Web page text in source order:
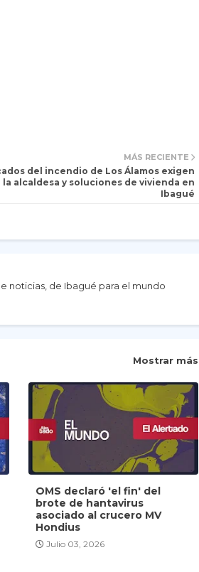
MÁS RECIENTE
del incendio de Los Álamos exigen
alcaldesa y soluciones de vivienda en
Ibagué
noticias, de Ibagué para el mundo
Mostrar más
OMS declaró 'el fin' del
brote de hantavirus
asociado al crucero MV
Hondius
Julio 03, 2026